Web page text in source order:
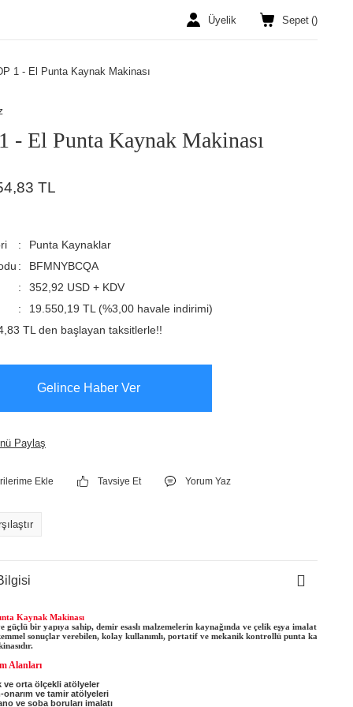
Üyelik Sepet ()
1 - El Punta Kaynak Makinası
- El Punta Kaynak Makinası
TL
Punta Kaynaklar
BFMNYBCQA
352,92 USD + KDV
19.550,19 TL (%3,00 havale indirimi)
TL den başlayan taksitlerle!!
Gelince Haber Ver
Paylaş
Tavsiye Et Yorum Yaz
Kaynak Makinası
güçlü bir yapıya sahip, demir esaslı malzemelerin kaynağında ve çelik eşya imalat
sonuçlar verebilen, kolay kullanımlı, portatif ve mekanik kontrollü punta ka
Alanları
ve orta ölçekli atölyeler
onarım ve tamir atölyeleri
ve soba boruları imalatı